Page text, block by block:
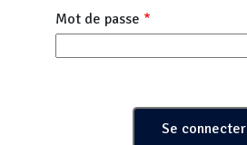
Mot de passe